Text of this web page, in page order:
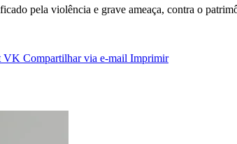
pela violência e grave ameaça, contra o
VK Compartilhar via e-mail Imprimir